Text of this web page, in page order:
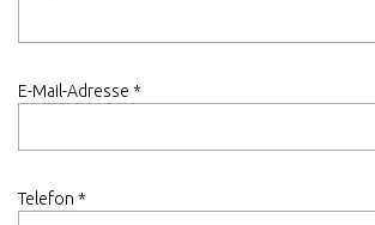
E-Mail-Adresse *
Telefon *